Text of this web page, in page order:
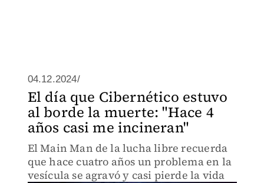
04.12.2024/
El día que Cibernético estuvo
al borde la muerte: "Hace 4
años casi me incineran"
El Main Man de la lucha libre recuerda
que hace cuatro años un problema en la
vesícula se agravó y casi pierde la vida